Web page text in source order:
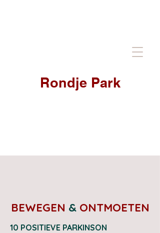
Rondje Park
BEWEGEN & ONTMOETEN
10 POSITIEVE PARKINSON